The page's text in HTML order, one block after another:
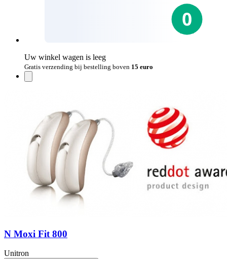
Uw winkel wagen is leeg
Gratis verzending bij bestelling boven 15 euro
N Moxi Fit 800
Unitron